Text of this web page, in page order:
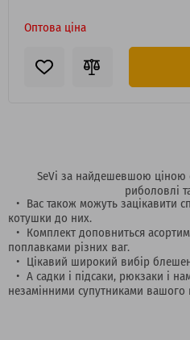
Оптова ціна
SeVi за найдешевшою ціною
риболовлі
Вас також можуть зацікавити
котушки до них.
Комплект доповниться
поплавками різних ваг.
Цікавий широкий вибір
А садки і підсаки, рюкзаки і
незамінними супутниками вашого